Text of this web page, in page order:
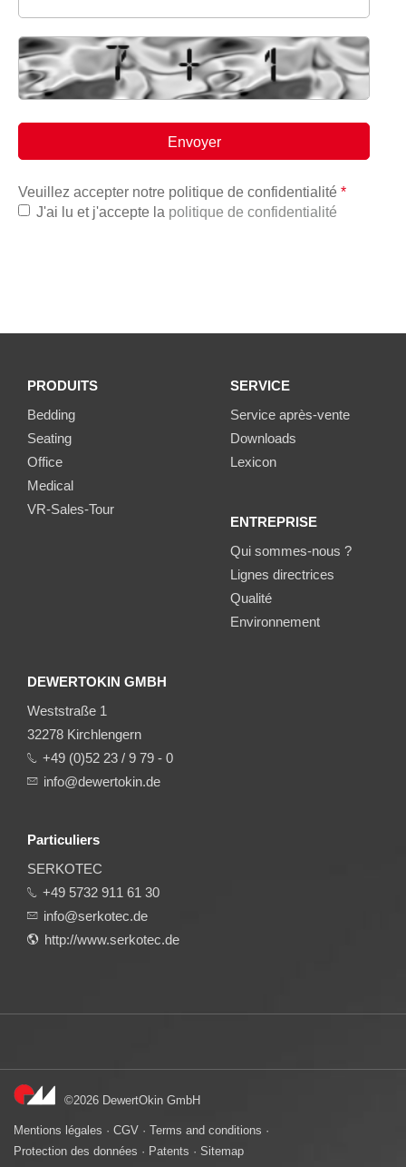
Veuillez accepter notre politique de confidentialité *
J'ai lu et j'accepte la politique de confidentialité
PRODUITS
Bedding
Seating
Office
Medical
VR-Sales-Tour
SERVICE
Service après-vente
Downloads
Lexicon
ENTREPRISE
Qui sommes-nous ?
Lignes directrices
Qualité
Environnement
DEWERTOKIN GMBH
Weststraße 1
32278 Kirchlengern
+49 (0)52 23 / 9 79 - 0
info@dewertokin.de
Particuliers
SERKOTEC
+49 5732 911 61 30
info@serkotec.de
http://www.serkotec.de
©2026 DewertOkin GmbH
Mentions légales · CGV · Terms and conditions ·
Protection des données · Patents · Sitemap